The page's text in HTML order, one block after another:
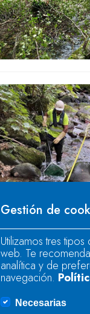
Gestión de
Utilizamos tres
web. Te
analítica y de
navegación.
Necesarias